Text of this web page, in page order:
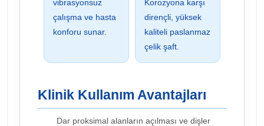
vibrasyonsuz
çalışma ve hasta
konforu sunar.
Korozyona karşı
dirençli, yüksek
kaliteli paslanmaz
çelik şaft.
Klinik Kullanım Avantajları
Dar proksimal alanların açılması ve dişler